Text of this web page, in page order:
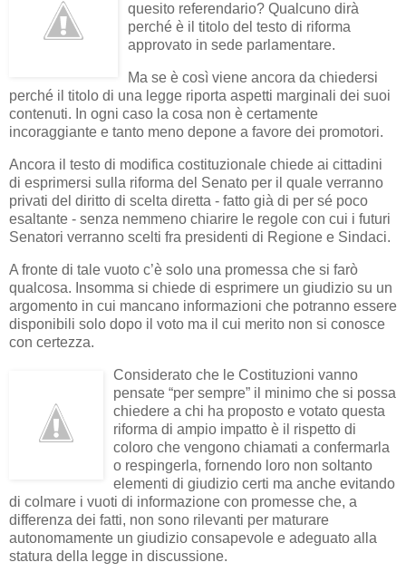
quesito referendario? Qualcuno dirà
perché è il titolo del testo di riforma
approvato in sede parlamentare.
Ma se è così viene ancora da chiedersi
perché il titolo di una legge riporta aspetti marginali dei suoi
contenuti. In ogni caso la cosa non è certamente
incoraggiante e tanto meno depone a favore dei promotori.
Ancora il testo di modifica costituzionale chiede ai cittadini
di esprimersi sulla riforma del Senato per il quale verranno
privati del diritto di scelta diretta - fatto già di per sé poco
esaltante - senza nemmeno chiarire le regole con cui i futuri
Senatori verranno scelti fra presidenti di Regione e Sindaci.
A fronte di tale vuoto c’è solo una promessa che si farò
qualcosa. Insomma si chiede di esprimere un giudizio su un
argomento in cui mancano informazioni che potranno essere
disponibili solo dopo il voto ma il cui merito non si conosce
con certezza.
Considerato che le Costituzioni vanno
pensate “per sempre” il minimo che si possa
chiedere a chi ha proposto e votato questa
riforma di ampio impatto è il rispetto di
coloro che vengono chiamati a confermarla
o respingerla, fornendo loro non soltanto
elementi di giudizio certi ma anche evitando
di colmare i vuoti di informazione con promesse che, a
differenza dei fatti, non sono rilevanti per maturare
autonomamente un giudizio consapevole e adeguato alla
statura della legge in discussione.